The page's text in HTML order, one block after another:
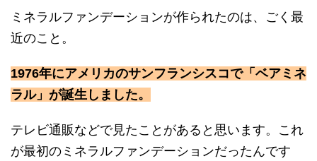
ミネラルファンデーションが作られたのは、ごく最
近のこと。
1976年にアメリカのサンフランシスコで「ベアミネ
ラル」が誕生しました。
テレビ通販などで見たことがあると思います。これ
が最初のミネラルファンデーションだったんです